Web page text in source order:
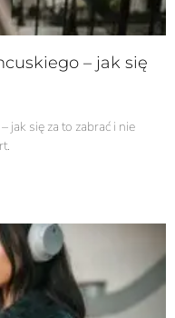
– jak się
jak się za to zabrać i nie